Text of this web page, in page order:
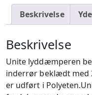
Beskrivelse
Beskrivelse
Unite lyddæmperen
inderrør beklædt med
er udført i